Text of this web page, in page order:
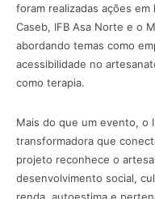
foram realizadas ações em
Caseb, IFB Asa Norte e o
abordando temas como
acessibilidade no
como terapia.
Mais do que um evento, o
transformadora que
projeto reconhece o
desenvolvimento social,